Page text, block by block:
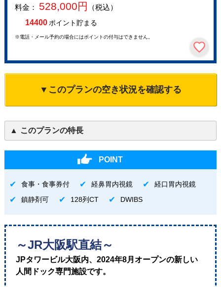
料金： 528,000円
（税込）
14400ポイント貯まる
※電話・メール予約の場合にはポイントの付与はできません。
▼このプランの空き状況を確認する
このプランの特長
POINT
食事・食事券付 経鼻胃内視鏡
経口胃内視鏡
鎮静剤可
128列CT DWIBS
～JR大阪駅直結～
JPタワービル大阪内、2024年8月オープンの新しい
人間ドック専門施設です。